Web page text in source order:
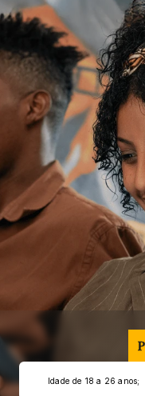
Idade de 18 a 26 anos;